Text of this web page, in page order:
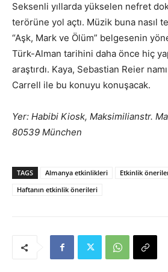
Seksenli yıllarda yükselen nefret
terörüne yol açtı. Müzik buna nasıl
“Aşk, Mark ve Ölüm” belgesenin
Türk-Alman tarihini daha önce hiç
araştırdı. Kaya, Sebastian Reier
Carrell ile bu konuyu konuşacak.
Yer: Habibi Kiosk, Maksimilianstr.
80539 München
TAGS Almanya etkinlikleri
Etkinlik
Haftanın etkinlik önerileri